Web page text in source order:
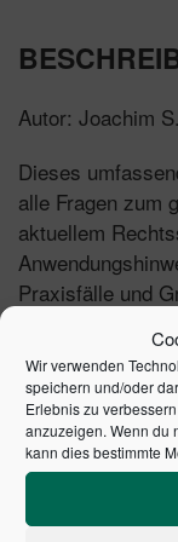
Wir verwenden
speichern und/oder
Erlebnis zu
anzuzeigen. Wenn du
kann dies bestimmte
Autor: Joachim
Dieses
alle Fragen zum
aktuellem
Praxisfälle und
erhält Tipps
konkreten
bestens
Steuerberater,
für
Inhalt: